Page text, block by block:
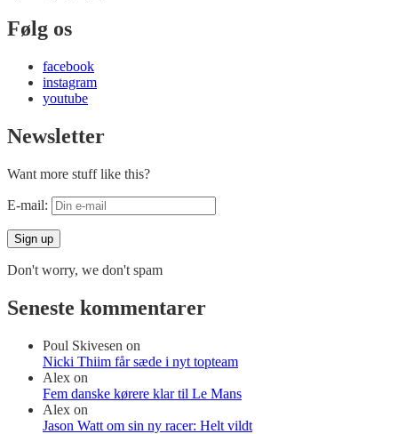
Følg os
facebook
instagram
youtube
Newsletter
Want more stuff like this?
E-mail:
Don't worry, we don't spam
Seneste kommentarer
Poul Skivesen on
Nicki Thiim får sæde i nyt topteam
Alex on
Fem danske kørere klar til Le Mans
Alex on
Jason Watt om sin ny racer: Helt vildt